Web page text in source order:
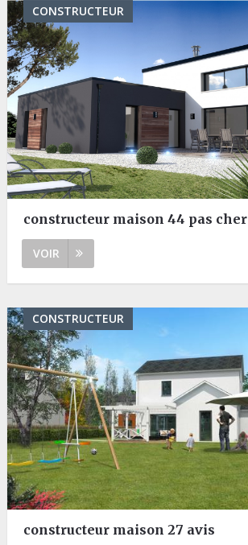
CONSTRUCTEUR
constructeur maison 44 pas cher
VOIR
CONSTRUCTEUR
constructeur maison 27 avis